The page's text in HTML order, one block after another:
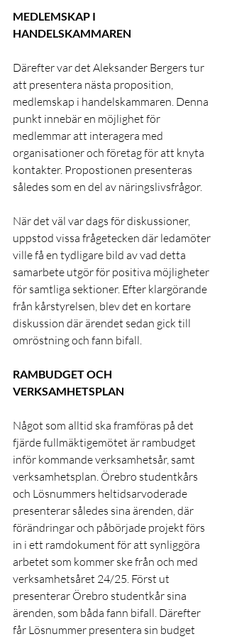
MEDLEMSKAP I
HANDELSKAMMAREN
Därefter var det Aleksander Bergers tur
att presentera nästa proposition,
medlemskap i handelskammaren. Denna
punkt innebär en möjlighet för
medlemmar att interagera med
organisationer och företag för att knyta
kontakter. Propostionen presenteras
således som en del av näringslivsfrågor.
När det väl var dags för diskussioner,
uppstod vissa frågetecken där ledamöter
ville få en tydligare bild av vad detta
samarbete utgör för positiva möjligheter
för samtliga sektioner. Efter klargörande
från kårstyrelsen, blev det en kortare
diskussion där ärendet sedan gick till
omröstning och fann bifall.
RAMBUDGET OCH
VERKSAMHETSPLAN
Något som alltid ska framföras på det
fjärde fullmäktigemötet är rambudget
inför kommande verksamhetsår, samt
verksamhetsplan. Örebro studentkårs
och Lösnummers heltidsarvoderade
presenterar således sina ärenden, där
förändringar och påbörjade projekt förs
in i ett ramdokument för att synliggöra
arbetet som kommer ske från och med
verksamhetsåret 24/25. Först ut
presenterar Örebro studentkår sina
ärenden, som båda fann bifall. Därefter
får Lösnummer presentera sin budget